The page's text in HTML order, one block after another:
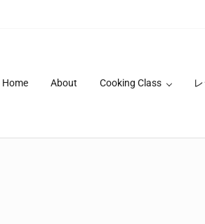
Home About Cooking Class